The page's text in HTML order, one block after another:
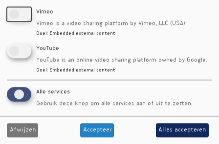
Demeulemeester en ontdek wat dit betekent
voor de praktijk.
Meer info over Fiens workshop
Publicatiedatum
Trefwoorden
spier
Vimeo
Vimeo is a video sharing platform by Vimeo, LLC (USA).
Doel : Embedded external content
YouTube
YouTube is an online video sharing platform owned by Google.
Doel : Embedded external content
Alle services
Gebruik deze knop om alle services aan of uit te zetten.
Afwijzen Accepteer Alles accepteren